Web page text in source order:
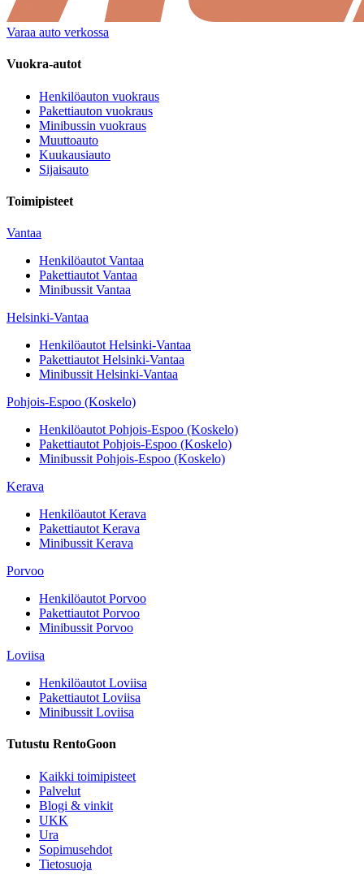
Varaa auto verkossa
Vuokra-autot
Henkilöauton vuokraus
Pakettiauton vuokraus
Minibussin vuokraus
Muuttoauto
Kuukausiauto
Sijaisauto
Toimipisteet
Vantaa
Henkilöautot Vantaa
Pakettiautot Vantaa
Minibussit Vantaa
Helsinki-Vantaa
Henkilöautot Helsinki-Vantaa
Pakettiautot Helsinki-Vantaa
Minibussit Helsinki-Vantaa
Pohjois-Espoo (Koskelo)
Henkilöautot Pohjois-Espoo (Koskelo)
Pakettiautot Pohjois-Espoo (Koskelo)
Minibussit Pohjois-Espoo (Koskelo)
Kerava
Henkilöautot Kerava
Pakettiautot Kerava
Minibussit Kerava
Porvoo
Henkilöautot Porvoo
Pakettiautot Porvoo
Minibussit Porvoo
Loviisa
Henkilöautot Loviisa
Pakettiautot Loviisa
Minibussit Loviisa
Tutustu RentoGoon
Kaikki toimipisteet
Palvelut
Blogi & vinkit
UKK
Ura
Sopimusehdot
Tietosuoja